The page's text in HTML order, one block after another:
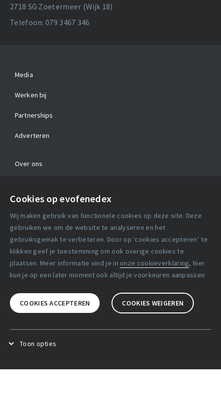
Cookies op evofenedex
Wij maken gebruik van functionele cookies op deze site. Deze
gebruiken we om de website te analyseren en het
gebruiksgemak te verbeteren. Door op ‘cookies accepteren’ te
klikken geef je toestemming om ook overige cookies te
plaatsen. Meer informatie vind je in onze cookieverklaring, hier
kun je op een later moment ook altijd je voorkeuren aanpassen
COOKIES ACCEPTEREN COOKIES WEIGEREN
Toon opties
2718 SG Zoetermeer (Wijk 18)
Telefoon: 079 3467 346
Media
Werken bij
Partnerships
Adverteren
Over ons
Algemene voorwaarden
Cookie verklaring
Copyright statement
Lidmaatschapsvoorwaarden
Disclaimer
Privacy verklaring